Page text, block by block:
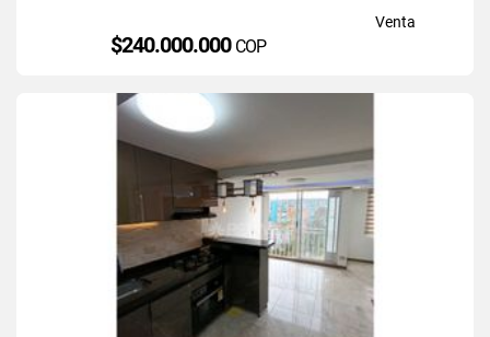
Venta
$240.000.000 COP